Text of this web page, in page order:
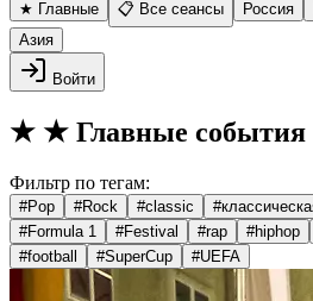
★ Главные 📋 Все сеансы Россия
Азия
Войти
★ ★ Главные события
Фильтр по тегам:
#Pop #Rock #classic #
#Formula 1 #Festival #rap #hiphop
#football #SuperCup #UEFA